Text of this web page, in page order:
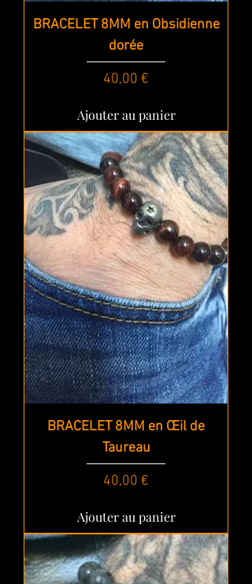
BRACELET 8MM en Obsidienne
dorée
Prix
40,00 €
Ajouter au panier
BRACELET 8MM en Œil de
Taureau
Prix
40,00 €
Ajouter au panier